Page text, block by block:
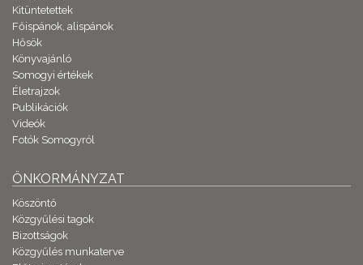
Kitüntetettek
Főispánok, alispánok
Hősök
Könyvajánló
Somogyi értékek
Életrajzok
Publikációk
Videók
Fotók Somogyról
ÖNKORMÁNYZAT
Köszöntő
Közgyűlési tagok
Bizottságok
Közgyűlés munkaterve